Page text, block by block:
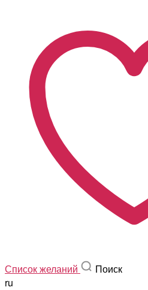
Список желаний
Поиск
ru